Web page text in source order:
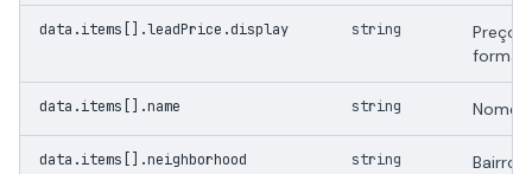
data.items[].leadPrice.display string
Preço
data.items[].name string Nome
data.items[].neighborhood string
Bairro/